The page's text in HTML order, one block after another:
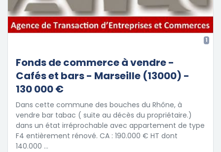
1
Fonds de commerce à vendre -
Cafés et bars - Marseille (13000) -
130 000 €
Dans cette commune des bouches du Rhône, à
vendre bar tabac ( suite au décès du propriétaire.)
dans un état irréprochable avec appartement de type
F4 entièrement rénové. CA : 190.000 € HT dont
140.000 …